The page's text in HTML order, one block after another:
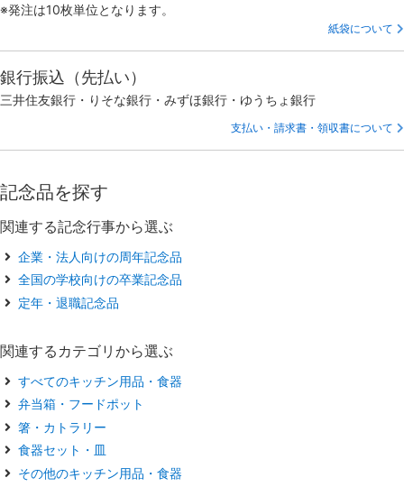
※発注は10枚単位となります。
紙袋について
銀行振込（先払い）
三井住友銀行・りそな銀行・みずほ銀行・ゆうちょ銀行
支払い・請求書・領収書について
記念品を探す
関連する記念行事から選ぶ
企業・法人向けの周年記念品
全国の学校向けの卒業記念品
定年・退職記念品
関連するカテゴリから選ぶ
すべてのキッチン用品・食器
弁当箱・フードポット
箸・カトラリー
食器セット・皿
その他のキッチン用品・食器